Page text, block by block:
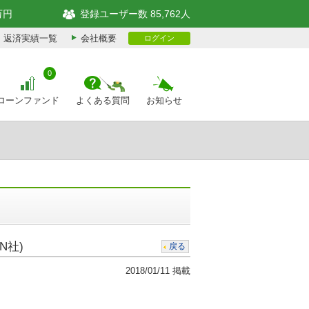
円 登録ユーザー数 85,762人
返済実績一覧 会社概要 ログイン
ーンファンド
0
よくある質問 お知らせ
社) 戻る
2018/01/11 掲載